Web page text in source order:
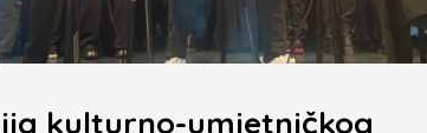
kulturno-umjetničkog